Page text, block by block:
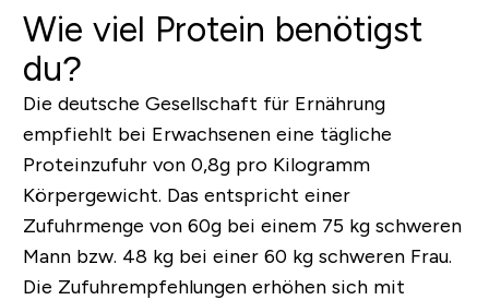
Wie viel Protein benötigst
du?
Die deutsche Gesellschaft für Ernährung
empfiehlt bei Erwachsenen eine tägliche
Proteinzufuhr von 0,8g pro Kilogramm
Körpergewicht. Das entspricht einer
Zufuhrmenge von 60g bei einem 75 kg schweren
Mann bzw. 48 kg bei einer 60 kg schweren Frau.
Die Zufuhrempfehlungen erhöhen sich mit